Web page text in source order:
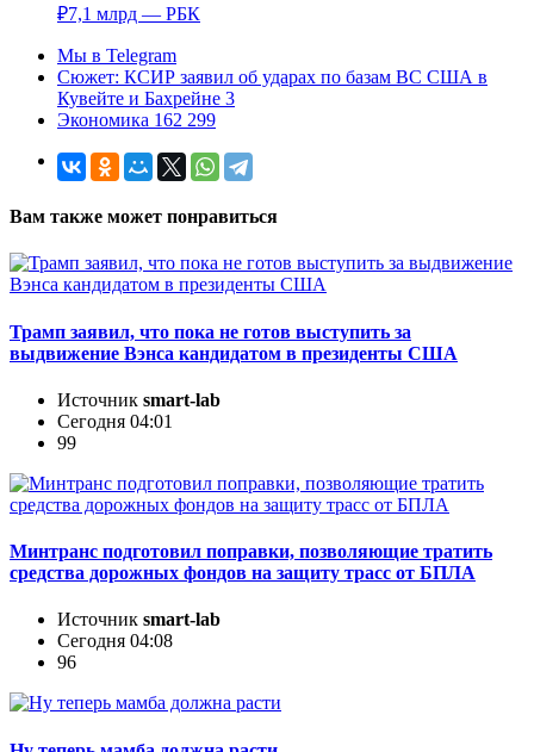
₽7,1 млрд — РБК
Мы в Telegram
Сюжет: КСИР заявил об ударах по базам ВС США в
Кувейте и Бахрейне 3
Экономика 162 299
Вам также может понравиться
Трамп заявил, что пока не готов выступить за
выдвижение Вэнса кандидатом в президенты США
Источник smart-lab
Сегодня 04:01
99
Минтранс подготовил поправки, позволяющие тратить
средства дорожных фондов на защиту трасс от БПЛА
Источник smart-lab
Сегодня 04:08
96